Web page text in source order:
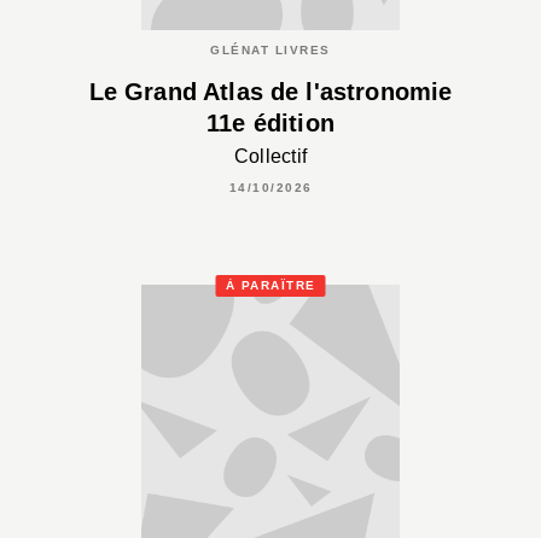
GLÉNAT LIVRES
Le Grand Atlas de l'astronomie
11e édition
Collectif
14/10/2026
À PARAÎTRE